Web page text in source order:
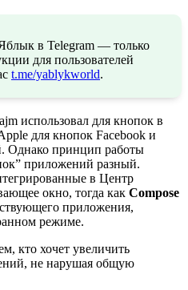
в Telegram — только
для пользователей
t.me/yablykworld.
использовал для кнопок в
для кнопок Facebook и
Однако принцип работы
приложений разный.
в Центр
окно, тогда как Compose
приложения,
режиме.
кто хочет увеличить
не нарушая общую